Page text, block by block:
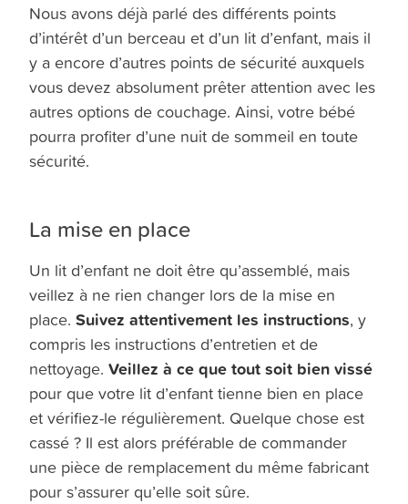
Nous avons déjà parlé des différents points
d’intérêt d’un berceau et d’un lit d’enfant, mais il
y a encore d’autres points de sécurité auxquels
vous devez absolument prêter attention avec les
autres options de couchage. Ainsi, votre bébé
pourra profiter d’une nuit de sommeil en toute
sécurité.
La mise en place
Un lit d’enfant ne doit être qu’assemblé, mais
veillez à ne rien changer lors de la mise en
place.Suivez attentivement les instructions, y
compris les instructions d’entretien et de
nettoyage.Veillez à ce que tout soit bien vissé
pour que votre lit d’enfant tienne bien en place
et vérifiez-le régulièrement. Quelque chose est
cassé ? Il est alors préférable de commander
une pièce de remplacement du même fabricant
pour s’assurer qu’elle soit sûre.